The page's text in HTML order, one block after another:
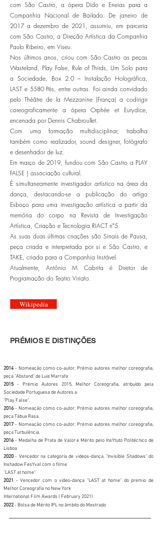
com São Castro, a ópera Dido e Eneias para a
Companhia Nacional de Bailado. De janeiro de
2017 a dezembro de 2021, assumiu, em parceria
com São Castro, a Direção Artística da Companhia
Paulo Ribeiro, em Viseu.
Nos últimos anos, criou com São Castro as peças
Wasteland, Play False, Rule of Thirds, Um Solo para
a Sociedade, Box 2.0 – Instalação Holográfica,
LAST e 5580 Pés, entre outras. Foi ainda convidado
pelo Théâtre de la Mezzanine (França) a codirigir
coreograficamente a ópera Orphée et Eurydice,
encenada por Dennis Chabroullet.
Com uma formação multidisciplinar, trabalha
também como realizador, sound designer, fotógrafo
e desenhador de luz.
Em março de 2019, fundou com São Castro a PLAY
FALSE | associação cultural.
É simultaneamente investigador artístico na área da
dança, destacando-se a publicação do artigo
Esboço para uma investigação artística a partir da
memória do corpo na Revista de Investigação
Artística, Criação e Tecnologia RIACT nº5.
As suas duas últimas criações são Sinais de Pausa,
peça criada e interpretada por si e São Castro, e
TAKE, criada para a Companhia Instável.
Atualmente, António M Cabrita é Diretor de
Programação do Teatro Viriato.
Wikipedia
PRÉMIOS E DISTINÇÕES
2014- Nomeação como co-autor, Prémio autores melhor coreografia,
peça "Abstand" de Luis Marrafa
2015 - Prémio Autores 2015, Melhor Coreografia, atribuído pela
Sociedade Portuguesa de Autores a
"Play False".
2016 - Nomeação como co-autor, Prémio autores melhor coreografia,
peça Tábua Rasa.
2017 - Nomeação como co-autor, Prémio autores melhor coreografia,
peça Turbulência.
2016 - Medalha de Prata de Valor e Mérito pelo InsYtuto Politécnico de
Lisboa
2020 - Vencedor na categoría de videos-dança, "Invisible Shadows" do
Inshadow FesYval com o filme
"LAST at home"
2021 - Vencedor com o video-dança "LAST at home" do premio de
Melhor Coreografia no New York
International Film Awards ( February 2021)
2022- Bolsa de Mérito IPL no âmbito do Mestrado